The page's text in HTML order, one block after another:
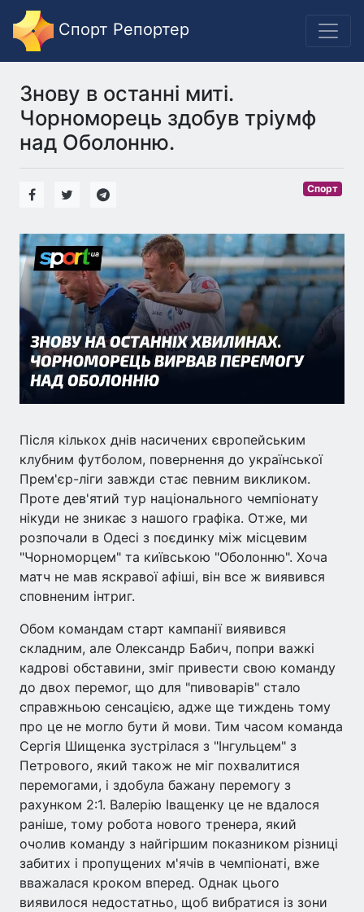
Спорт Репортер
Знову в останні миті.
Чорноморець здобув тріумф
над Оболонню.
Спорт
Після кількох днів насичених європейським
клубним футболом, повернення до української
Прем'єр-ліги завжди стає певним викликом.
Проте дев'ятий тур національного чемпіонату
нікуди не зникає з нашого графіка. Отже, ми
розпочали в Одесі з поєдинку між місцевим
"Чорноморцем" та київською "Оболонню". Хоча
матч не мав яскравої афіші, він все ж виявився
сповненим інтриг.
Обом командам старт кампанії виявився
складним, але Олександр Бабич, попри важкі
кадрові обставини, зміг привести свою команду
до двох перемог, що для "пивоварів" стало
справжньою сенсацією, адже ще тиждень тому
про це не могло бути й мови. Тим часом команда
Сергія Шищенка зустрілася з "Інгульцем" з
Петрового, який також не міг похвалитися
перемогами, і здобула бажану перемогу з
рахунком 2:1. Валерію Іващенку це не вдалося
раніше, тому робота нового тренера, який
очолив команду з найгіршим показником різниці
забитих і пропущених м'ячів в чемпіонаті, вже
вважалася кроком вперед. Однак цього
виявилося недостатньо, щоб вибратися із зони